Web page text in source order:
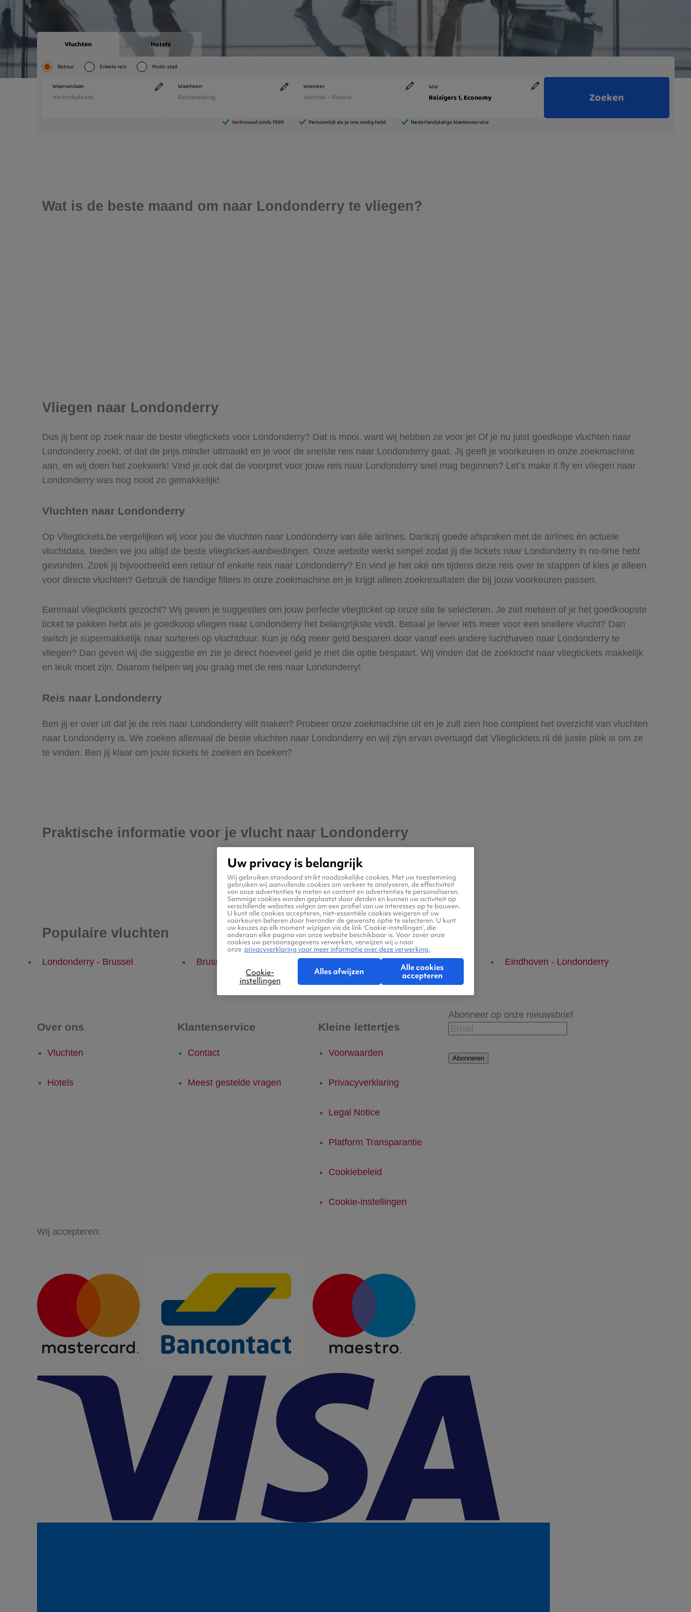
Wat is de beste maand om naar Londonderry te vliegen?
Vliegen naar Londonderry
Dus jij bent op zoek naar de beste vliegtickets voor Londonderry? Dat is mooi, want wij hebben ze voor je! Of je nu juist goedkope vluchten naar
Londonderry zoekt, of dat de prijs minder uitmaakt en je voor de snelste reis naar Londonderry gaat. Jij geeft je voorkeuren in onze zoekmachine
aan, en wij doen het zoekwerk! Vind je ook dat de voorpret voor jouw reis naar Londonderry snel mag beginnen? Let’s make it fly en vliegen naar
Londonderry was nog nooit zo gemakkelijk!
Vluchten naar Londonderry
Op Vliegtickets.be vergelijken wij voor jou de vluchten naar Londonderry van álle airlines. Dankzij goede afspraken met de airlines én actuele
vluchtdata, bieden we jou altijd de beste vliegticket-aanbiedingen. Onze website werkt simpel zodat jij die tickets naar Londonderry in no-time hebt
gevonden. Zoek jij bijvoorbeeld een retour of enkele reis naar Londonderry? En vind je het oké om tijdens deze reis over te stappen of kies je alleen
voor directe vluchten? Gebruik de handige filters in onze zoekmachine en je krijgt alleen zoekresultaten die bij jouw voorkeuren passen.
Eenmaal vliegtickets gezocht? Wij geven je suggesties om jouw perfecte vliegticket op onze site te selecteren. Je ziet meteen of je het goedkoopste
ticket te pakken hebt als je goedkoop vliegen naar Londonderry het belangrijkste vindt. Betaal je liever iets meer voor een snellere vlucht? Dan
switch je supermakkelijk naar sorteren op vluchtduur. Kun je nóg meer geld besparen door vanaf een andere luchthaven naar Londonderry te
vliegen? Dan geven wij die suggestie en zie je direct hoeveel geld je met die optie bespaart. Wij vinden dat de zoektocht naar vliegtickets makkelijk
en leuk moet zijn. Daarom helpen wij jou graag met de reis naar Londonderry!
Reis naar Londonderry
Ben jij er over uit dat je de reis naar Londonderry wilt maken? Probeer onze zoekmachine uit en je zult zien hoe compleet het overzicht van vluchten
naar Londonderry is. We zoeken allemaal de beste vluchten naar Londonderry en wij zijn ervan overtuigd dat Vliegticktets.nl dé juiste plek is om ze
te vinden. Ben jij klaar om jouw tickets te zoeken en boeken?
Praktische informatie voor je vlucht naar Londonderry
Populaire vluchten
Londonderry - Brussel Brussel - Londonderry Londonderry - Eindhoven Eindhoven - Londonderry
Over ons
Vluchten
Hotels
Klantenservice
Contact
Meest gestelde vragen
Kleine lettertjes
Voorwaarden
Privacyverklaring
Legal Notice
Platform Transparantie
Cookiebeleid
Cookie-instellingen
Abonneer op onze nieuwsbrief
Abonneren
Wij accepteren:
Uw privacy is belangrijk
Wij gebruiken standaard strikt noodzakelijke cookies. Met uw toestemming
gebruiken wij aanvullende cookies om verkeer te analyseren, de effectiviteit
van onze advertenties te meten en content en advertenties te personaliseren.
Sommige cookies worden geplaatst door derden en kunnen uw activiteit op
verschillende websites volgen om een profiel van uw interesses op te bouwen.
U kunt alle cookies accepteren, niet-essentiële cookies weigeren of uw
voorkeuren beheren door hieronder de gewenste optie te selecteren. U kunt
uw keuzes op elk moment wijzigen via de link ‘Cookie-instellingen’, die
onderaan elke pagina van onze website beschikbaar is. Voor zover onze
cookies uw persoonsgegevens verwerken, verwijzen wij u naar
onze privacyverklaring voor meer informatie over deze verwerking.
Cookie-
instellingen
Alles afwijzen
Alle cookies
accepteren